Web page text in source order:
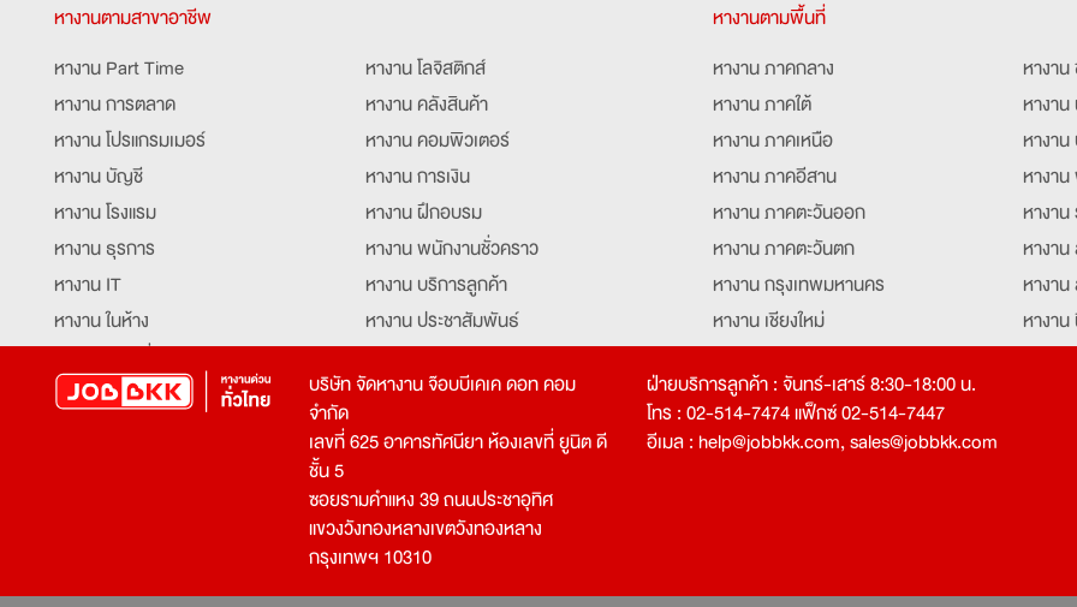
หางานตามสาขาอาชีพ
หางาน Part Time
หางาน การตลาด
หางาน โปรแกรมเมอร์
หางาน บัญชี
หางาน โรงแรม
หางาน ธุรการ
หางาน IT
หางาน ในห้าง
หางาน ท่องเที่ยว
หางาน จัดซื้อ
หางาน เจ้าหน้าที่รักษาความปลอดภัย
หางาน โลจิสติกส์
หางาน คลังสินค้า
หางาน คอมพิวเตอร์
หางาน การเงิน
หางาน ฝึกอบรม
หางาน พนักงานชั่วคราว
หางาน บริการลูกค้า
หางาน ประชาสัมพันธ์
หางาน รับโทรศัพท์
หางาน ประสานงาน
หางาน จองตั๋ว
หางาน กุ๊ก
หางาน นักศึกษาฝึกงาน
หางาน Mobile Application
หางานตามพื้นที่
หางาน ภาคกลาง
หางาน ภาคใต้
หางาน ภาคเหนือ
หางาน ภาคอีสาน
หางาน ภาคตะวันออก
หางาน ภาคตะวันตก
หางาน กรุงเทพมหานคร
หางาน เชียงใหม่
หางาน ฉะเชิงเทรา
หางา
หางา
หางา
หางา
หางาน
หางา
หางา
หางา
หางา
บริษัท จัดหางาน จ๊อบบีเคเค ดอท คอม
จำกัด
เลขที่ 625 อาคารทัศนียา ห้องเลขที่ ยูนิต ดี
ชั้น 5
ซอยรามคำแหง 39 ถนนประชาอุทิศ
แขวงวังทองหลางเขตวังทองหลาง
กรุงเทพฯ 10310
ฝ่ายบริการลูกค้า : จันทร์-เสาร์ 8:30-18:00 น.
โทร : 02-514-7474 แฟ็กซ์ 02-514-7447
อีเมล : help@jobbkk.com,sales@jobbkk.com